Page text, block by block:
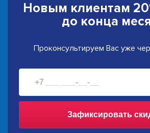
Новым клиентам
до конца
Проконсультируем Вас уже
Зафиксировать